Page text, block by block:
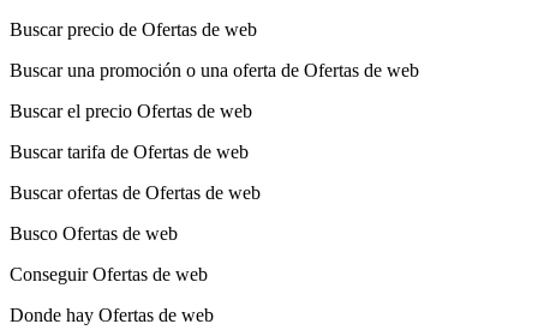
Buscar precio de Ofertas de web
Buscar una promoción o una oferta de Ofertas de web
Buscar el precio Ofertas de web
Buscar tarifa de Ofertas de web
Buscar ofertas de Ofertas de web
Busco Ofertas de web
Conseguir Ofertas de web
Donde hay Ofertas de web